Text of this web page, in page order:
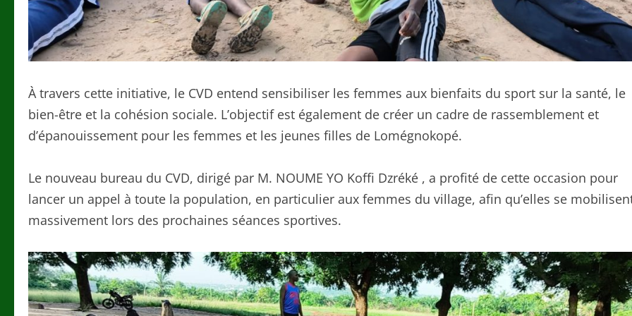
À travers cette initiative, le CVD entend sensibiliser les femmes aux bienfaits du sport sur la santé, le
bien-être et la cohésion sociale. L’objectif est également de créer un cadre de rassemblement et
d’épanouissement pour les femmes et les jeunes filles de Lomégnokopé.
Le nouveau bureau du CVD, dirigé par M. NOUME YO Koffi Dzréké , a profité de cette occasion pour
lancer un appel à toute la population, en particulier aux femmes du village, afin qu’elles se
massivement lors des prochaines séances sportives.